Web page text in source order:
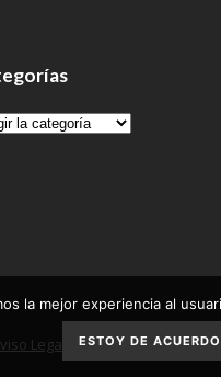
Legal Política de privacidad
la mejor experiencia al
ESTOY DE ACUERDO